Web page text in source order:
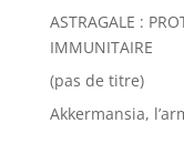
ASTRAGALE :
IMMUNITAIRE
(pas de titre)
Akkermansia,